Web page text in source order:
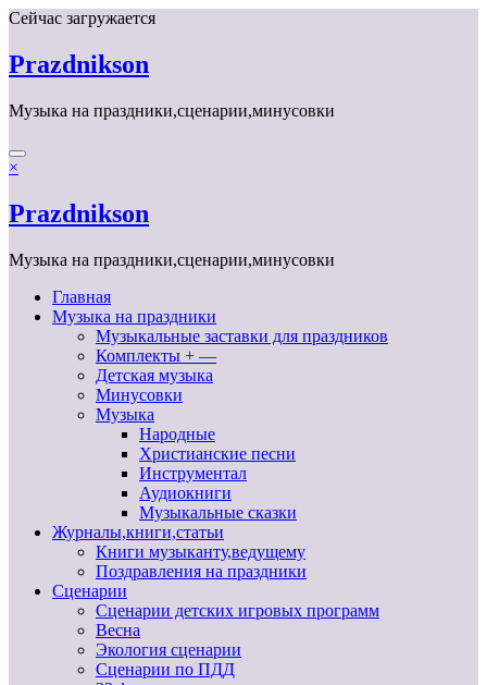
Перейти
содержимому
Сейчас загружается
Prazdnikson
Музыка на праздники,сценарии,минусовки
×
Prazdnikson
Музыка на праздники,сценарии,минусовки
Главная
Музыка на праздники
Музыкальные заставки для праздников
Комплекты + —
Детская музыка
Минусовки
Музыка
Народные
Христианские песни
Инструментал
Аудиокниги
Музыкальные сказки
Журналы,книги,статьи
Книги музыканту,ведущему
Поздравления на праздники
Сценарии
Сценарии детских игровых программ
Весна
Экология сценарии
Сценарии по ПДД